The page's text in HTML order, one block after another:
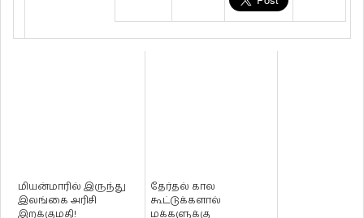
மியன்மாரில் இருந்து
இலங்கை அரிசி
இறக்குமதி!
தேர்தல் கால
கூட்டுக்களால்
மக்களுக்கு